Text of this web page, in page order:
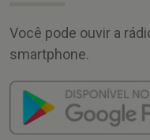
Você pode ouvir a
smartphone.